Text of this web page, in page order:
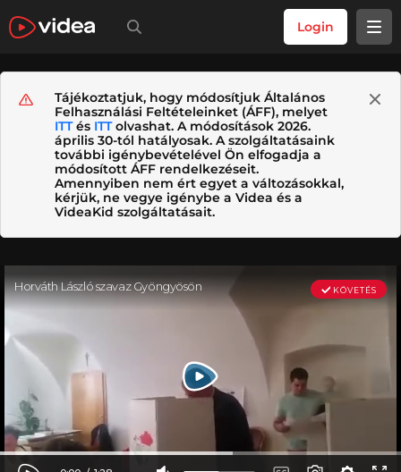
Login
Tájékoztatjuk, hogy módosítjuk Általános
Felhasználási Feltételeinket (ÁFF), melyet
ITTés ITTolvashat. A módosítások 2026.
április 30-tól hatályosak. A szolgáltatásaink
további igénybevételével Ön elfogadja a
módosított ÁFF rendelkezéseit.
Amennyiben nem ért egyet a változásokkal,
kérjük, ne vegye igénybe a Videa és a
VideaKid szolgáltatásait.